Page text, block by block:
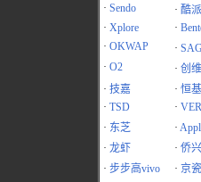
· Sendo · 酷派
· Xplore ·
· OKWAP ·
· O2 · 创维
· 技嘉 · 恒
· TSD ·
· 东芝 ·
· 龙虾 · 侨兴
· 步步高vivo · 京瓷